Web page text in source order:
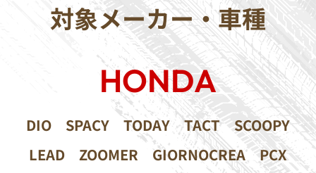
対象メーカー・車種
HONDA
DIO SPACY TODAY TACT
SCOOPY
LEAD
ZOOMER GIORNOCREA
PCX